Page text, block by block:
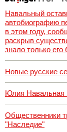
Навальный
автобиографию
в этом году,
раскрыв
знало только
Новые русские
Юлия Навальная
Общественники
"Наследие"